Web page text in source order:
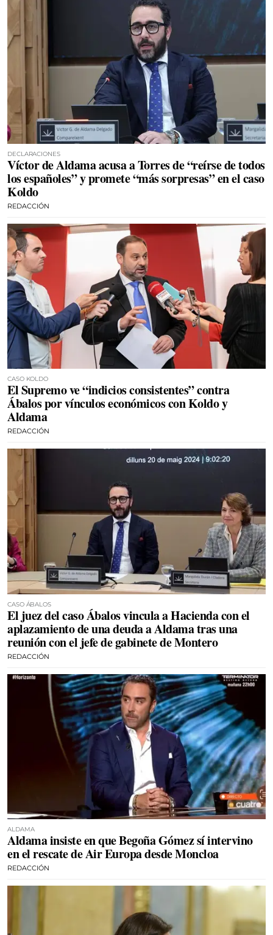
DECLARACIONES
Víctor de Aldama acusa a Torres de “reírse de todos
los españoles” y promete “más sorpresas” en el caso
Koldo
REDACCIÓN
CASO KOLDO
El Supremo ve “indicios consistentes” contra
Ábalos por vínculos económicos con Koldo y
Aldama
REDACCIÓN
CASO ÁBALOS
El juez del caso Ábalos vincula a Hacienda con el
aplazamiento de una deuda a Aldama tras una
reunión con el jefe de gabinete de Montero
REDACCIÓN
ALDAMA
Aldama insiste en que Begoña Gómez sí intervino
en el rescate de Air Europa desde Moncloa
REDACCIÓN